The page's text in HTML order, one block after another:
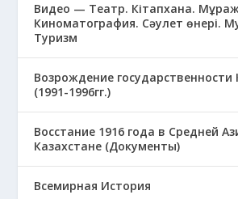
Видео — Театр. Кітапхана.
Киноматография. Сәулет өнері.
Туризм
Возрождение государственности
(1991-1996гг.)
Восстание 1916 года в Средней
Казахстане (Документы)
Всемирная История